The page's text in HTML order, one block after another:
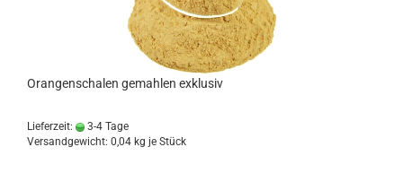
Orangenschalen gemahlen exklusiv
Lieferzeit:
3-4 Tage
Versandgewicht: 0,04 kg je Stück